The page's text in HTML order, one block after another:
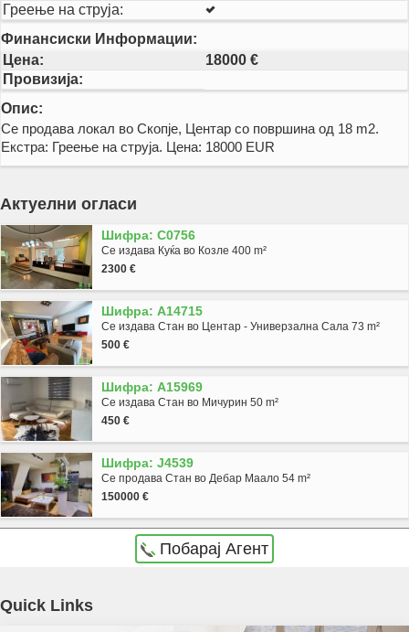
Греење на струја:
Финансиски Информации:
Цена:
18000 €
Провизија:
Опис:
Се продава локал во Скопје, Центар со површина од 18 m2.
Екстра: Греење на струја. Цена: 18000 EUR
Актуелни огласи
Шифра: C0756
Се издава Куќа во Козле 400 m²
2300 €
Шифра: A14715
Се издава Стан во Центар - Универзална Сала 73 m²
500 €
Шифра: A15969
Се издава Стан во Мичурин 50 m²
450 €
Шифра: J4539
Се продава Стан во Дебар Маало 54 m²
150000 €
Побарај Агент
Quick Links